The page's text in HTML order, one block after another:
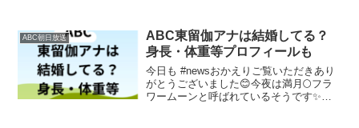
稿をリポスト＊応募〆切は1/28 23:5...
ABC朝日放送
ABC東留伽アナは結婚してる？
身長・体重等プロフィールも
今日も #newsおかえりご覧いただきあり
がとうございました😊今夜は満月🌕フラ
ワームーンと呼ばれているそうです✨外